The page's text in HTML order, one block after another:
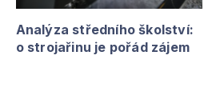
Analýza středního školství:
o strojařinu je pořád zájem